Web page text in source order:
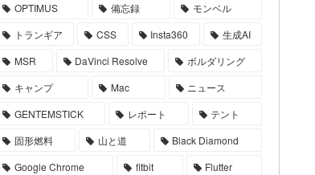
OPTIMUS
備忘録
モンベル
トランギア
CSS Insta360
生成AI
MSR
DaVinci Resolve
ボルダリング
キャンプ
Mac
ニュース
GENTEMSTICK
レポート
テント
固形燃料
山と道
Black Diamond
Google Chrome
fitbit
Flutter